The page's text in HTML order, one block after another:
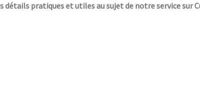
détails pratiques et utiles au sujet de notre service sur